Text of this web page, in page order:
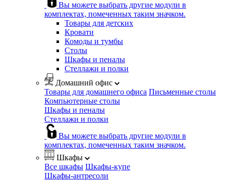
Вы можете выбрать другие модули в
комплектах, помеченных таким значком.
Товары для детских
Кровати
Комоды и тумбы
Столы
Шкафы и пеналы
Стеллажи и полки
Домашний офис
Товары для домашнего офиса Письменные столы
Компьютерные столы
Шкафы и пеналы
Стеллажи и полки
Вы можете выбрать другие модули в
комплектах, помеченных таким значком.
Шкафы
Все шкафы Шкафы-купе
Шкафы-антресоли